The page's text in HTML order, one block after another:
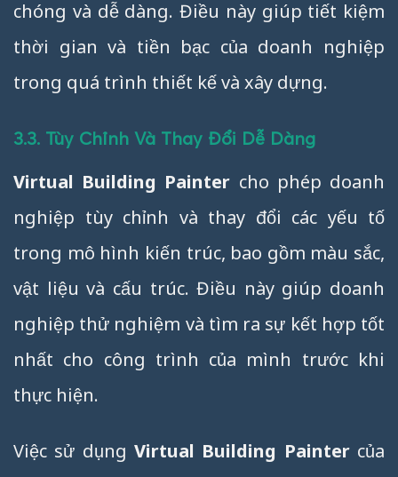
chóng và dễ dàng. Điều này giúp tiết kiệm
thời gian và tiền bạc của doanh nghiệp
trong quá trình thiết kế và xây dựng.
3.3. Tùy Chỉnh Và Thay Đổi Dễ Dàng
Virtual Building Painter cho phép doanh
nghiệp tùy chỉnh và thay đổi các yếu tố
trong mô hình kiến trúc, bao gồm màu sắc,
vật liệu và cấu trúc. Điều này giúp doanh
nghiệp thử nghiệm và tìm ra sự kết hợp tốt
nhất cho công trình của mình trước khi
thực hiện.
Việc sử dụng Virtual Building Paintercủa